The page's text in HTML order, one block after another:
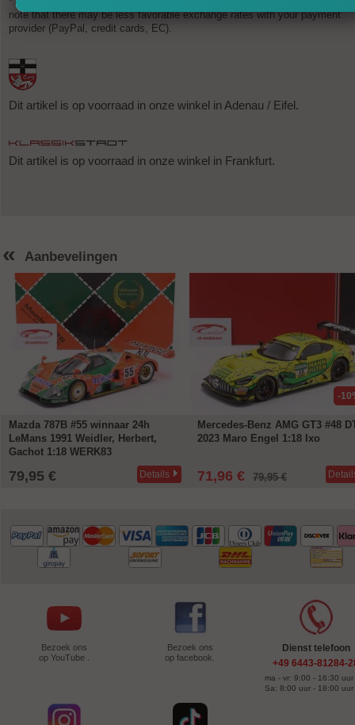
note that there may be less favorable exchange rates with your payment
provider (PayPal, credit cards, EC).
Dit artikel is op voorraad in onze winkel in Adenau / Eifel.
Dit artikel is op voorraad in onze winkel in Frankfurt.
« Aanbevelingen
Mazda 787B #55 winnaar 24h
LeMans 1991 Weidler, Herbert,
Gachot 1:18 WERK83
79,95 € Details
-
Mercedes-Benz AMG GT3 #48
2023 Maro Engel 1:18 Ixo
71,96 € 79,95 €
Bezoek ons
op YouTube .
Bezoek ons
op facebook.
Dienst telefoon
+49 6443-81284-
ma - vr: 9:00 - 16:30 uur
Sa: 8:00 uur - 18:00 uur